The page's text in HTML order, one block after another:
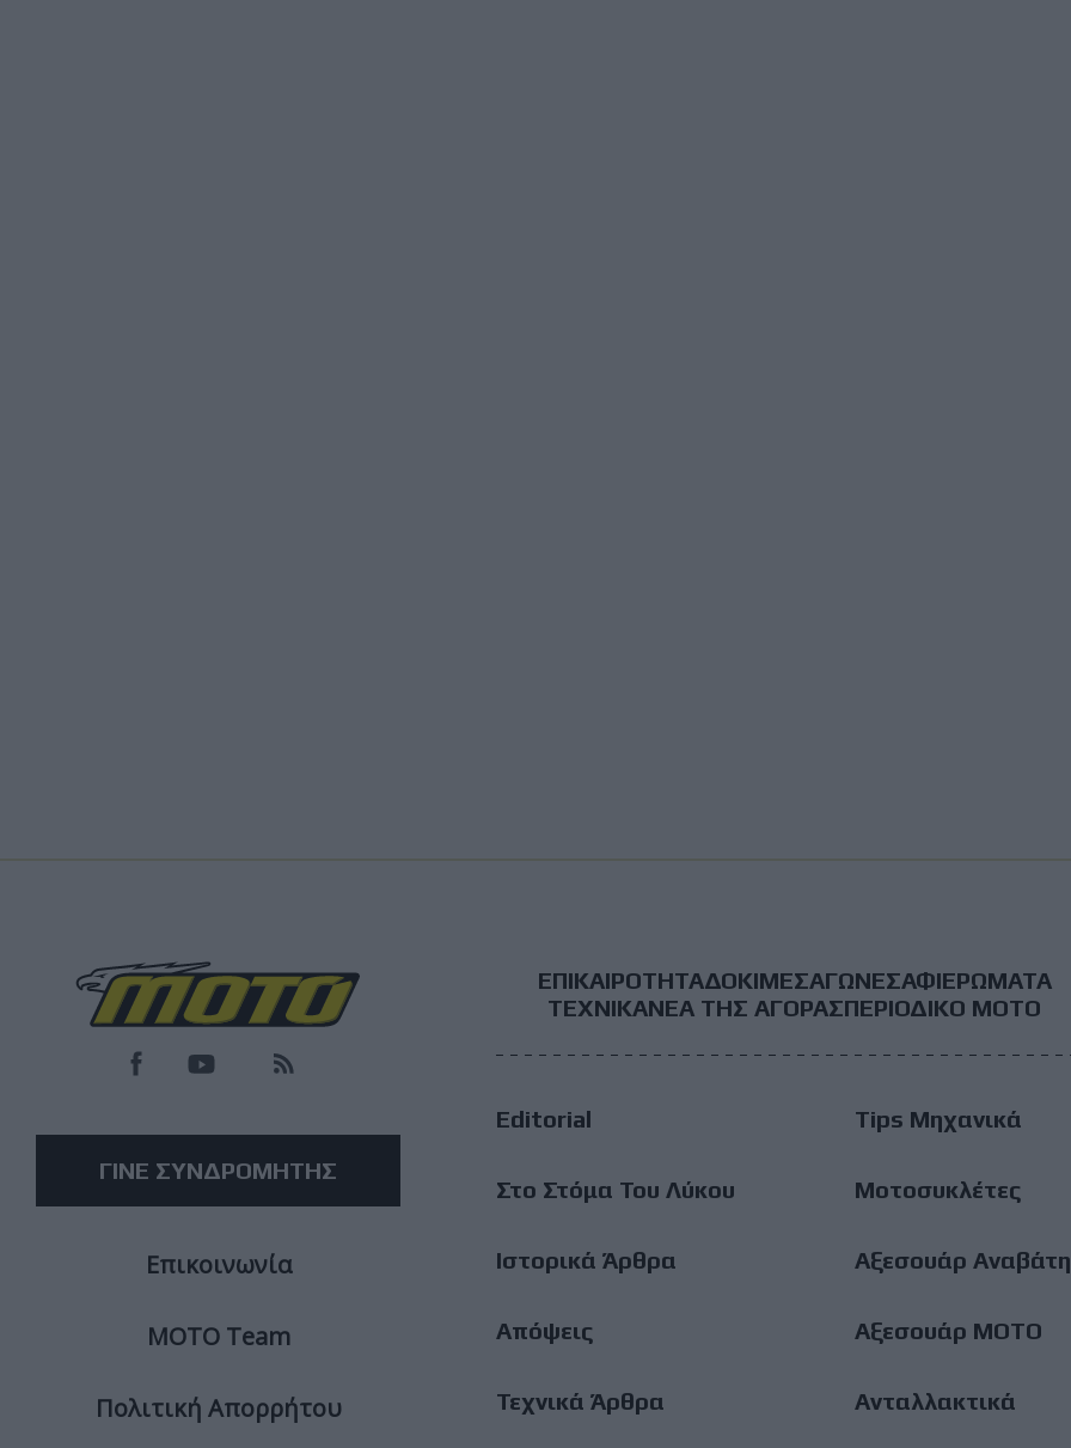
ΓΙΝΕ ΣΥΝΔΡΟΜΗΤΗΣ
Επικοινωνία
ΜΟΤΟ Team
Πολιτική Απορρήτου
Footer
Main
Menu
ΕΠΙΚΑΙΡΟΤΗΤΑΔΟΚΙΜΕΣΑΓΩΝΕΣΑΦΙΕΡΩΜΑΤΑ
ΤΕΧΝΙΚΑΝΕΑ ΤΗΣ ΑΓΟΡΑΣΠΕΡΙΟΔΙΚΟ ΜΟΤΟ
Editorial
Στο Στόμα Του Λύκου
Ιστορικά Άρθρα
Απόψεις
Τεχνικά Άρθρα
Tips Μηχανικά
Μοτοσυκλέτες
Αξεσουάρ Αναβάτη
Αξεσουάρ ΜΟΤΟ
Ανταλλακτικά